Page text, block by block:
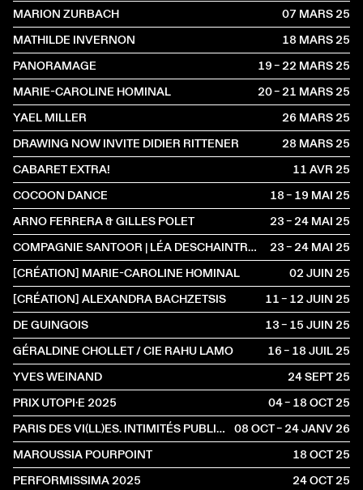
MARION ZURBACH
07 MARS2025
MATHILDE INVERNON
18 MARS2025
PANORAMAGE
19 – 22 MARS2025
MARIE-CAROLINE HOMINAL
20 – 21 MARS2025
YAEL MILLER
26 MARS2025
DRAWING NOW INVITE DIDIER RITTENER
28 MARS2025
CABARET EXTRA!
11 AVR2025
COCOON DANCE
18 – 19 MAI2025
ARNO FERRERA & GILLES POLET
23 – 24 MAI2025
COMPAGNIE SANTOOR | LÉA DESCHAINTRES & ILARIO SANTORO
23 – 24 MAI2025
[CRÉATION] MARIE-CAROLINE HOMINAL
02 JUIN2025
[CRÉATION] ALEXANDRA BACHZETSIS
11 – 12 JUIN2025
DE GUINGOIS
13 – 15 JUIN2025
GÉRALDINE CHOLLET / CIE RAHU LAMO
16 – 18 JUIL2025
YVES WEINAND
24 SEPT2025
PRIX UTOPI·E 2025
04 – 18 OCT2025
PARIS DES VI(LL)ES. INTIMITÉS PUBLIQUES
08 OCT – 24 JANV2026
MAROUSSIA POURPOINT
18 OCT2025
PERFORMISSIMA 2025
24 OCT2025